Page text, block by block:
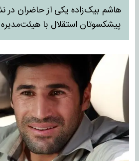
هاشم بیک‌زاده یکی از حاضران
پیشکسوتان استقلال با